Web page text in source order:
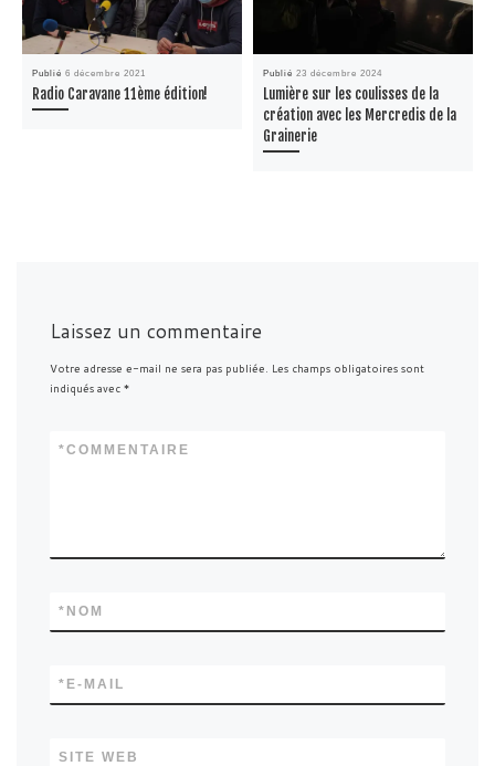
Publié6 décembre 2021
Radio Caravane 11ème édition!
Publié23 décembre 2024
Lumière sur les coulisses de la
création avec les Mercredis de la
Grainerie
Laissez un commentaire
Votre adresse e-mail ne sera pas publiée. Les champs obligatoires sont
indiqués avec *
COMMENTAIRE
*
NOM
*
E-MAIL
*
SITE WEB